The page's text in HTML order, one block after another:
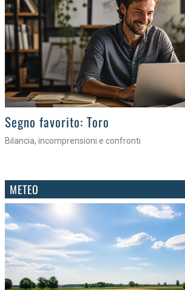
>
Segno favorito: Toro
Bilancia, incomprensioni e confronti
METEO